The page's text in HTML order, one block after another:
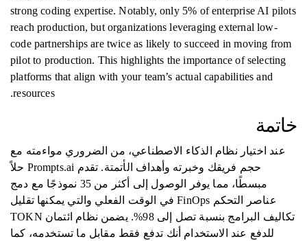
strong coding expertise. Notably, only 5% of enterprise AI pilots
reach production, but organizations leveraging external low-
code partnerships are twice as likely to succeed in moving from
pilot to production. This highlights the importance of selecting
platforms that align with your team’s actual capabilities and
resources.
خاتمة
عند اختيار نظام الذكاء الاصطناعي، من الضروري مواءمته مع
حجم فريقك وخبرته وأهداف الأتمتة. تقدم Prompts.ai حلاً
مبسطًا، مما يوفر الوصول إلى أكثر من 35 نموذجًا مع دمج
عناصر التحكم FinOps في الوقت الفعلي والتي يمكنها تقليل
تكاليف البرامج بنسبة تصل إلى 98%. يضمن نظام ائتمان TOKN
للدفع عند الاستخدام أنك تدفع فقط مقابل ما تستخدمه، كما